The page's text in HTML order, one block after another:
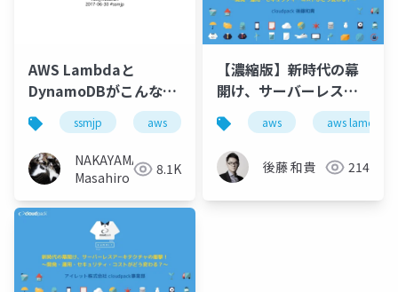
AWS Lambdaと
DynamoDBがこんなに
ツライはずがない
#ssmjp
ssmjp aws serverless lambda
NAKAYAMA
Masahiro
8.1K
【濃縮版】新時代の幕
開け、サーバーレスア
ーキテクチャの衝撃！
〜開発・運用・セキュ
リティ・コストがどう
変わる？〜
aws aws lamdba
後藤 和貴 214